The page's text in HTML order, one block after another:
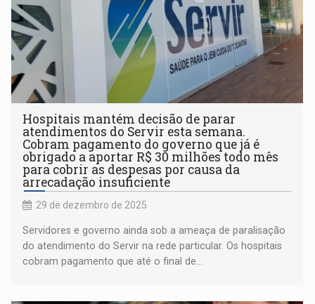
Hospitais mantém decisão de parar
atendimentos do Servir esta semana.
Cobram pagamento do governo que já é
obrigado a aportar R$ 30 milhões todo mês
para cobrir as despesas por causa da
arrecadação insuficiente
29 de dezembro de 2025
Servidores e governo ainda sob a ameaça de paralisação
do atendimento do Servir na rede particular. Os hospitais
cobram pagamento que até o final de...